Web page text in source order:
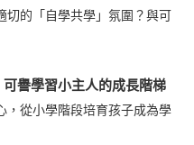
切的「自學共學」氛圍？與可
譽學習小主人的成長階梯
，從小學階段培育孩子成為學